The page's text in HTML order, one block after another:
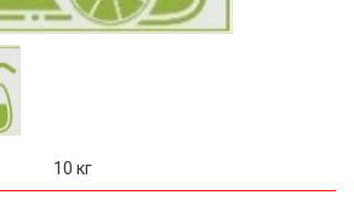
10 кг